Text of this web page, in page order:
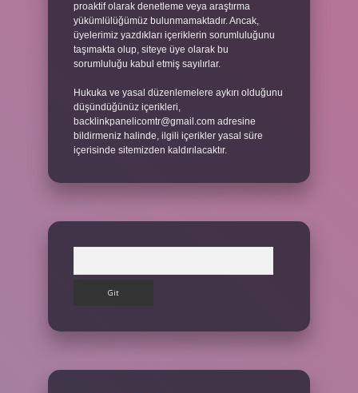
proaktif olarak denetleme veya araştırma
yükümlülüğümüz bulunmamaktadır. Ancak,
üyelerimiz yazdıkları içeriklerin sorumluluğunu
taşımakta olup, siteye üye olarak bu
sorumluluğu kabul etmiş sayılırlar.
Hukuka ve yasal düzenlemelere aykırı olduğunu
düşündüğünüz içerikleri,
backlinkpanelicomtr@gmail.com adresine
bildirmeniz halinde, ilgili içerikler yasal süre
içerisinde sitemizden kaldırılacaktır.